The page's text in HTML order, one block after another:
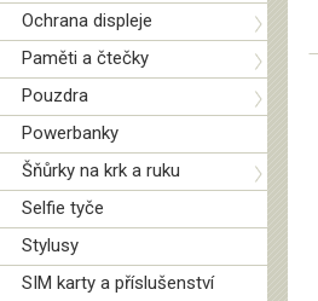
Ochrana displeje
Paměti a čtečky
Pouzdra
Powerbanky
Šňůrky na krk a ruku
Selfie tyče
Stylusy
SIM karty a příslušenství